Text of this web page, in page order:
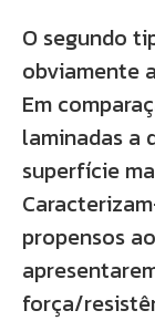
O segundo
obviamente
Em
laminadas a
superfície
propensos
força/